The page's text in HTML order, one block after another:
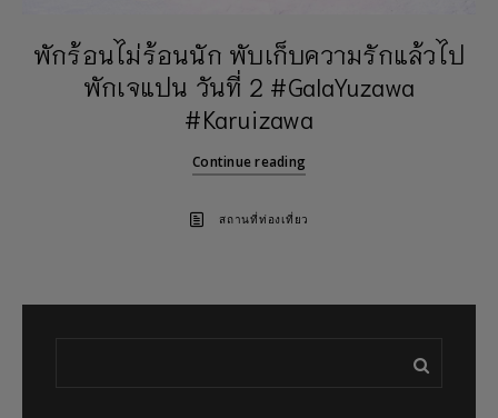
พักร้อนไม่ร้อนนัก พับเก็บความรักแล้วไป
พักเจแปน วันที่ 2 #GalaYuzawa
#Karuizawa
Continue reading
สถานที่ท่องเที่ยว